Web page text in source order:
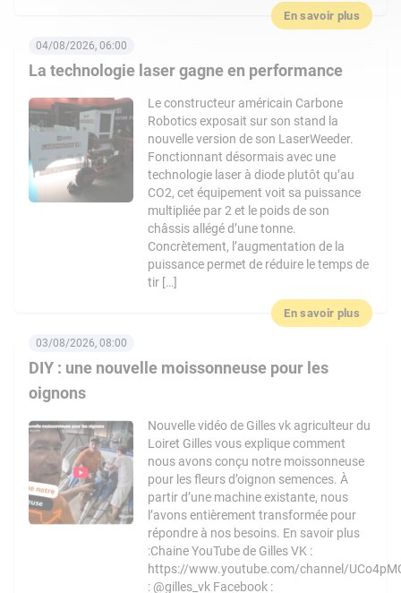
En savoir plus
La technologie laser gagne en performance
04/08/2026, 06:00
Le constructeur américain Carbone
Robotics exposait sur son stand la
nouvelle version de son LaserWeeder.
Fonctionnant désormais avec une
technologie laser à diode plutôt qu’au
CO2, cet équipement voit sa puissance
multipliée par 2 et le poids de son
châssis allégé d’une tonne.
Concrètement, l’augmentation de la
puissance permet de réduire le temps de
tir […]
En savoir plus
DIY : une nouvelle moissonneuse pour les
oignons
03/08/2026, 08:00
Nouvelle vidéo de Gilles vk agriculteur du
Loiret Gilles vous explique comment
nous avons conçu notre moissonneuse
pour les fleurs d’oignon semences. À
partir d’une machine existante, nous
l’avons entièrement transformée pour
répondre à nos besoins. En savoir plus
:Chaine YouTube de Gilles VK :
https://www.youtube.com/channel/
: @gilles_vk Facebook :